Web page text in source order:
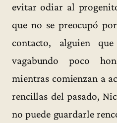
evitar odiar al
que no se preocupó
contacto, alguien
vagabundo poco
mientras comienzan a
rencillas del pasado,
no puede guardarle